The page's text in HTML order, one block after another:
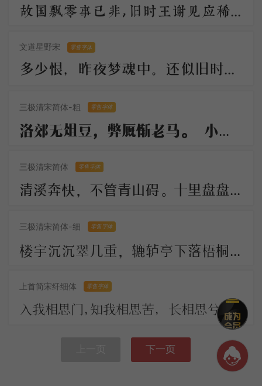
故国飘零事已非，旧时王谢见应稀。月明汉水初无影，雪满梁园尚未归。柳絮池塘香入梦，梨花庭院冷侵衣。
文道星野宋 零售字体
多少恨，昨夜梦魂中。还似旧时游上苑，车如流水马如龙；花月正春风！
三极清宋简体-粗 零售字体
洛郊无俎豆，弊厩惭老马。 小雁过炉峰，影落楚水下。 长船倚云泊，石镜秋凉夜。 岂解有乡情，弄月聊呜哑
三极清宋简体 零售字体
清溪奔快，不管青山碍。十里盘盘平世界，更著溪山襟带。 古今陵谷茫茫，市朝往往耕桑。此地居然形胜，似曾小小兴亡。
三极清宋简体-细 零售字体
楼宇沉沉翠几重，辘轳亭下落梧桐。川光带晚虹垂雨，树影涵秋鹊唤风。 人不见，思何穷，断肠今古夕阳中。
上首简宋纤细体 零售字体
入我相思门，知我相思苦， 长相思兮长相忆，短相思兮无穷极， 早知如此绊人心，何如当初莫相识。
下一页